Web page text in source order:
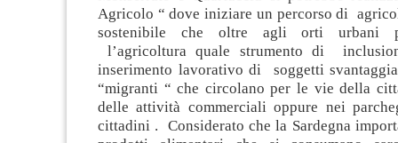
Agricolo “ dove iniziare un percorso di
sostenibile che oltre agli orti urbani
l’agricoltura quale strumento di
inserimento lavorativo di soggetti
“migranti “ che circolano per le vie della
delle attività commerciali oppure nei
cittadini . Considerato che la Sardegna